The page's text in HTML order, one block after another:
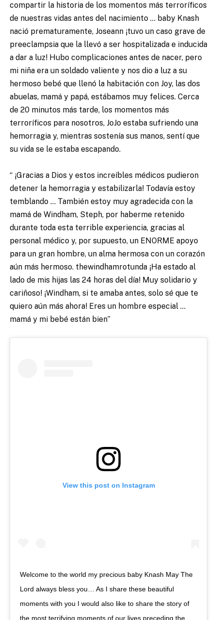
compartir la historia de los momentos más terroríficos
de nuestras vidas antes del nacimiento … baby Knash
nació prematuramente, Joseann ¡tuvo un caso grave de
preeclampsia que la llevó a ser hospitalizada e inducida
a dar a luz! Hubo complicaciones antes de nacer, pero
mi niña era un soldado valiente y nos dio a luz a su
hermoso bebé que llenó la habitación con Joy, las dos
abuelas, mamá y papá, estábamos muy felices. Cerca
de 20 minutos más tarde, los momentos más
terroríficos para nosotros, JoJo estaba sufriendo una
hemorragia y, mientras sostenía sus manos, sentí que
su vida se le estaba escapando.
“ ¡Gracias a Dios y estos increíbles médicos pudieron
detener la hemorragia y estabilizarla! Todavía estoy
temblando … También estoy muy agradecida con la
mamá de Windham, Steph, por haberme retenido
durante toda esta terrible experiencia, gracias al
personal médico y, por supuesto, un ENORME apoyo
para un gran hombre, un alma hermosa con un corazón
aún más hermoso. thewindhamrotunda ¡Ha estado al
lado de mis hijas las 24 horas del día! Muy solidario y
cariñoso! ¡Windham, si te amaba antes, solo sé que te
quiero aún más ahora! Eres un hombre especial …
mamá y mi bebé están bien”
View this post on Instagram
Welcome to the world my precious baby Knash May The
Lord always bless you… As I share these beautiful
moments with you I would also like to share the story of
the most terrifying moments of our lives preceding the